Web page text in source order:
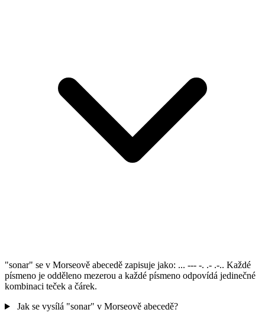
"sonar" se v Morseově abecedě zapisuje jako: ... --- -. .- .-.. Každé
písmeno je odděleno mezerou a každé písmeno odpovídá jedinečné
kombinaci teček a čárek.
Jak se vysílá "sonar" v Morseově abecedě?